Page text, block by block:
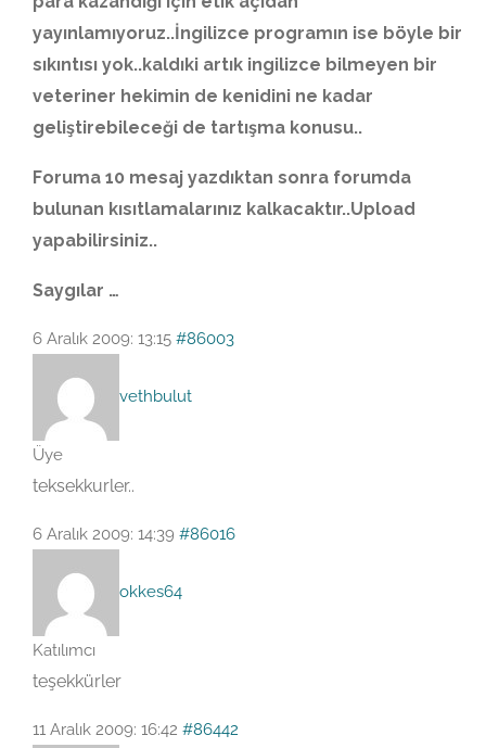
yayınlamıyoruz..İngilizce programın ise böyle bir
sıkıntısı yok..kaldıki artık ingilizce bilmeyen bir
veteriner hekimin de kenidini ne kadar
geliştirebileceği de tartışma konusu..
Foruma 10 mesaj yazdıktan sonra forumda
bulunan kısıtlamalarınız kalkacaktır..Upload
yapabilirsiniz..
Saygılar …
6 Aralık 2009: 13:15 #86003
vethbulut
Üye
teksekkurler..
6 Aralık 2009: 14:39 #86016
okkes64
Katılımcı
teşekkürler
11 Aralık 2009: 16:42 #86442